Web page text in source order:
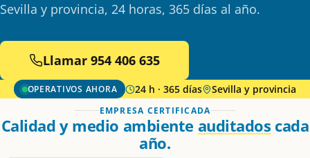
Sevilla y provincia, 24 horas, 365 días al año.
Llamar 954 406 635
OPERATIVOS AHORA 24 h · 365 días Sevilla y provincia
EMPRESA CERTIFICADA
Calidad y medio ambiente auditados cada
año.